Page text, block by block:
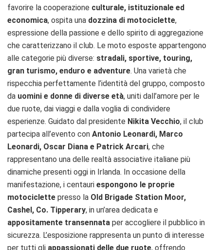
favorire la cooperazione culturale, istituzionale ed
economica, ospita una dozzina di motociclette,
espressione della passione e dello spirito di aggregazione
che caratterizzano il club. Le moto esposte appartengono
alle categorie più diverse: stradali, sportive, touring,
gran turismo, enduro e adventure. Una varietà che
rispecchia perfettamente l’identità del gruppo, composto
da uomini e donne di diverse età, uniti dall’amore per le
due ruote, dai viaggi e dalla voglia di condividere
esperienze. Guidato dal presidente Nikita Vecchio, il club
partecipa all’evento con Antonio Leonardi, Marco
Leonardi, Oscar Diana e Patrick Arcari, che
rappresentano una delle realtà associative italiane più
dinamiche presenti oggi in Irlanda. In occasione della
manifestazione, i centauri espongono le proprie
motociclette presso la Old Brigade Station Moor,
Cashel, Co. Tipperary, in un’area dedicata e
appositamente transennata per accogliere il pubblico in
sicurezza. L’esposizione rappresenta un punto di interesse
per tutti gli appassionati delle due ruote, offrendo